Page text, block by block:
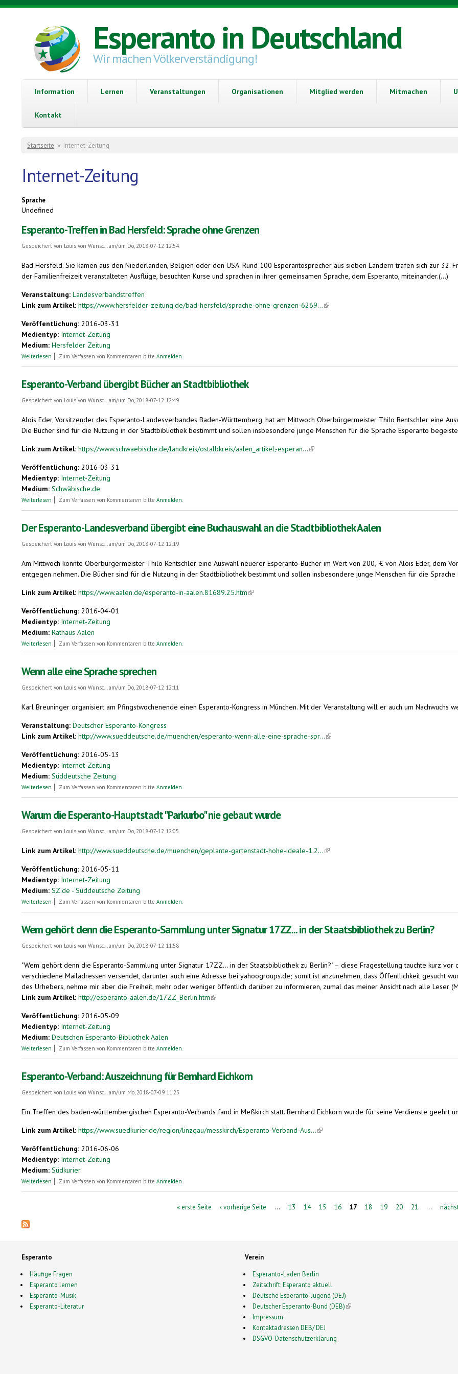
Direkt zum Inhalt
Esperanto in Deutschland
Wir machen Völkerverständigung!
Information Lernen Veranstaltungen Organisationen Mitglied werden Mitmachen
Kontakt
Sie sind hier
Startseite » Internet-Zeitung
Internet-Zeitung
Sprache
Undefined
Esperanto-Treffen in Bad Hersfeld: Sprache ohne Grenzen
Gespeichert von Louis von Wunsc...am/um Do, 2018-07-12 12:54
Bad Hersfeld. Sie kamen aus den Niederlanden, Belgien oder den USA: Rund 100 Esperantosprecher aus sieben Ländern trafen sich zur
der Familienfreizeit veranstalteten Ausflüge, besuchten Kurse und sprachen in ihrer gemeinsamen Sprache, dem Esperanto, miteinander.(...)
Veranstaltung: Landesverbandstreffen
Link zum Artikel: https://www.hersfelder-zeitung.de/bad-hersfeld/sprache-ohne-grenzen-6269...(link is external)
Veröffentlichung: 2016-03-31
Medientyp: Internet-Zeitung
Medium: Hersfelder Zeitung
Weiterlesen über Esperanto-Treffen in Bad Hersfeld: Sprache ohne Grenzen
Zum Verfassen von Kommentaren bitte Anmelden.
Esperanto-Verband übergibt Bücher an Stadtbibliothek
Gespeichert von Louis von Wunsc...am/um Do, 2018-07-12 12:49
Alois Eder, Vorsitzender des Esperanto-Landesverbandes Baden-Württemberg, hat am Mittwoch Oberbürgermeister Thilo Rentschler eine
Die Bücher sind für die Nutzung in der Stadtbibliothek bestimmt und sollen insbesondere junge Menschen für die Sprache Esperanto
Link zum Artikel: https://www.schwaebische.de/landkreis/ostalbkreis/aalen_artikel,-esperan...(link is external)
Veröffentlichung: 2016-03-31
Medientyp: Internet-Zeitung
Medium: Schwäbische.de
Weiterlesen über Esperanto-Verband übergibt Bücher an Stadtbibliothek
Zum Verfassen von Kommentaren bitte Anmelden.
Der Esperanto-Landesverband übergibt eine Buchauswahl an die Stadtbibliothek Aalen
Gespeichert von Louis von Wunsc...am/um Do, 2018-07-12 12:19
Am Mittwoch konnte Oberbürgermeister Thilo Rentschler eine Auswahl neuerer Esperanto-Bücher im Wert von 200,- € von Alois Eder, dem
entgegen nehmen. Die Bücher sind für die Nutzung in der Stadtbibliothek bestimmt und sollen insbesondere junge Menschen für die
Link zum Artikel: https://www.aalen.de/esperanto-in-aalen.81689.25.htm(link is external)
Veröffentlichung: 2016-04-01
Medientyp: Internet-Zeitung
Medium: Rathaus Aalen
Weiterlesen über Der Esperanto-Landesverband übergibt eine Buchauswahl an die Stadtbibliothek Aalen
Zum Verfassen von Kommentaren bitte Anmelden.
Wenn alle eine Sprache sprechen
Gespeichert von Louis von Wunsc...am/um Do, 2018-07-12 12:11
Karl Breuninger organisiert am Pfingstwochenende einen Esperanto-Kongress in München. Mit der Veranstaltung will er auch um Nachwuchs
Veranstaltung: Deutscher Esperanto-Kongress
Link zum Artikel: http://www.sueddeutsche.de/muenchen/esperanto-wenn-alle-eine-sprache-spr...(link is external)
Veröffentlichung: 2016-05-13
Medientyp: Internet-Zeitung
Medium: Süddeutsche Zeitung
Weiterlesen über Wenn alle eine Sprache sprechen
Zum Verfassen von Kommentaren bitte Anmelden.
Warum die Esperanto-Hauptstadt "Parkurbo" nie gebaut wurde
Gespeichert von Louis von Wunsc...am/um Do, 2018-07-12 12:05
Link zum Artikel: http://www.sueddeutsche.de/muenchen/geplante-gartenstadt-hohe-ideale-1.2...(link is external)
Veröffentlichung: 2016-05-11
Medientyp: Internet-Zeitung
Medium: SZ.de - Süddeutsche Zeitung
Weiterlesen über Warum die Esperanto-Hauptstadt "Parkurbo" nie gebaut wurde
Zum Verfassen von Kommentaren bitte Anmelden.
Wem gehört denn die Esperanto-Sammlung unter Signatur 17ZZ... in der Staatsbibliothek zu Berlin?
Gespeichert von Louis von Wunsc...am/um Do, 2018-07-12 11:58
"Wem gehört denn die Esperanto-Sammlung unter Signatur 17ZZ… in der Staatsbibliothek zu Berlin?" – diese Fragestellung tauchte kurz vor
verschiedene Mailadressen versendet, darunter auch eine Adresse bei yahoogroups.de; somit ist anzunehmen, dass Öffentlichkeit gesucht
des Urhebers, nehme mir aber die Freiheit, mehr oder weniger öffentlich darüber zu informieren, zumal das meiner Ansicht nach alle Leser
Link zum Artikel: http://esperanto-aalen.de/17ZZ_Berlin.htm(link is external)
Veröffentlichung: 2016-05-09
Medientyp: Internet-Zeitung
Medium: Deutschen Esperanto-Bibliothek Aalen
Weiterlesen über Wem gehört denn die Esperanto-Sammlung unter Signatur 17ZZ... in der Staatsbibliothek zu Berlin?
Zum Verfassen von Kommentaren bitte Anmelden.
Esperanto-Verband: Auszeichnung für Bernhard Eichkorn
Gespeichert von Louis von Wunsc...am/um Mo, 2018-07-09 11:25
Ein Treffen des baden-württembergischen Esperanto-Verbands fand in Meßkirch statt. Bernhard Eichkorn wurde für seine Verdienste geehrt
Link zum Artikel: https://www.suedkurier.de/region/linzgau/messkirch/Esperanto-Verband-Aus...(link is external)
Veröffentlichung: 2016-06-06
Medientyp: Internet-Zeitung
Medium: Südkurier
Weiterlesen über Esperanto-Verband: Auszeichnung für Bernhard Eichkorn
Zum Verfassen von Kommentaren bitte Anmelden.
« erste Seite ‹ vorherige Seite … 13 14 15 16 17 18 19 20 21 …
Esperanto
Häufige Fragen
Esperanto lernen
Esperanto-Musik
Esperanto-Literatur
Verein
Esperanto-Laden Berlin
Zeitschrift: Esperanto aktuell
Deutsche Esperanto-Jugend (DEJ)
Deutscher Esperanto-Bund (DEB)(link is external)
Impressum
Kontaktadressen DEB/ DEJ
DSGVO-Datenschutzerklärung